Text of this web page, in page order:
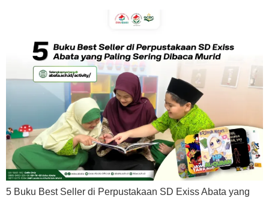
5 Buku Best Seller di Perpustakaan SD Exiss Abata yang